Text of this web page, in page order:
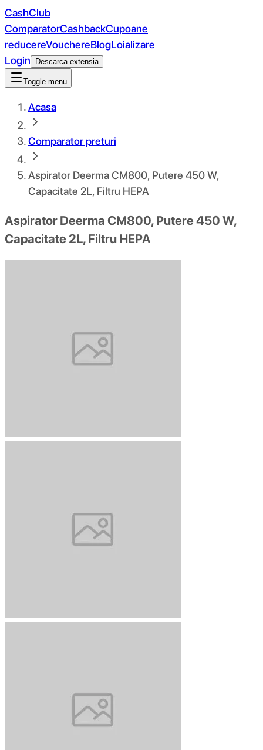
CashClub
ComparatorCashbackCupoane
reducereVouchereBlogLoializare
Login
Descarca extensia
Toggle menu
Acasa
Comparator preturi
Aspirator Deerma CM800, Putere 450 W,
Capacitate 2L, Filtru HEPA
Aspirator Deerma CM800, Putere 450 W,
Capacitate 2L, Filtru HEPA